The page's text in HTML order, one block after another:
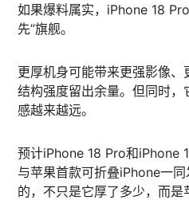
如果爆料属实，iPhone 18
先”旗舰。
更厚机身可能带来更强影像
结构强度留出余量。但同时
感越来越远。
预计iPhone 18 Pro和iPhone
与苹果首款可折叠iPhone一
的，不只是它厚了多少，而